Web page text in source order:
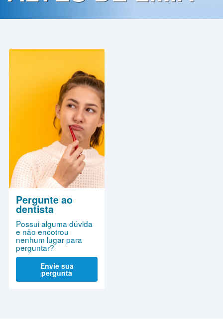
de
Pergunte ao
dentista
Possui alguma dúvida
e não encotrou
nenhum lugar para
perguntar?
Envie sua
pergunta